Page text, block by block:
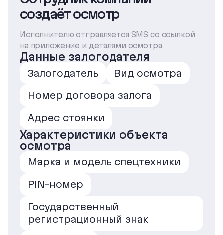
создаёт осмотр
Исполнителю отправляется SMS со ссылкой
на приложение и деталями осмотра
Данные залогодателя
Залогодатель Вид осмотра
Номер договора залога
Адрес стоянки
Характеристики объекта
осмотра
Марка и модель спецтехники
PIN-номер
Государственный
регистрационный знак